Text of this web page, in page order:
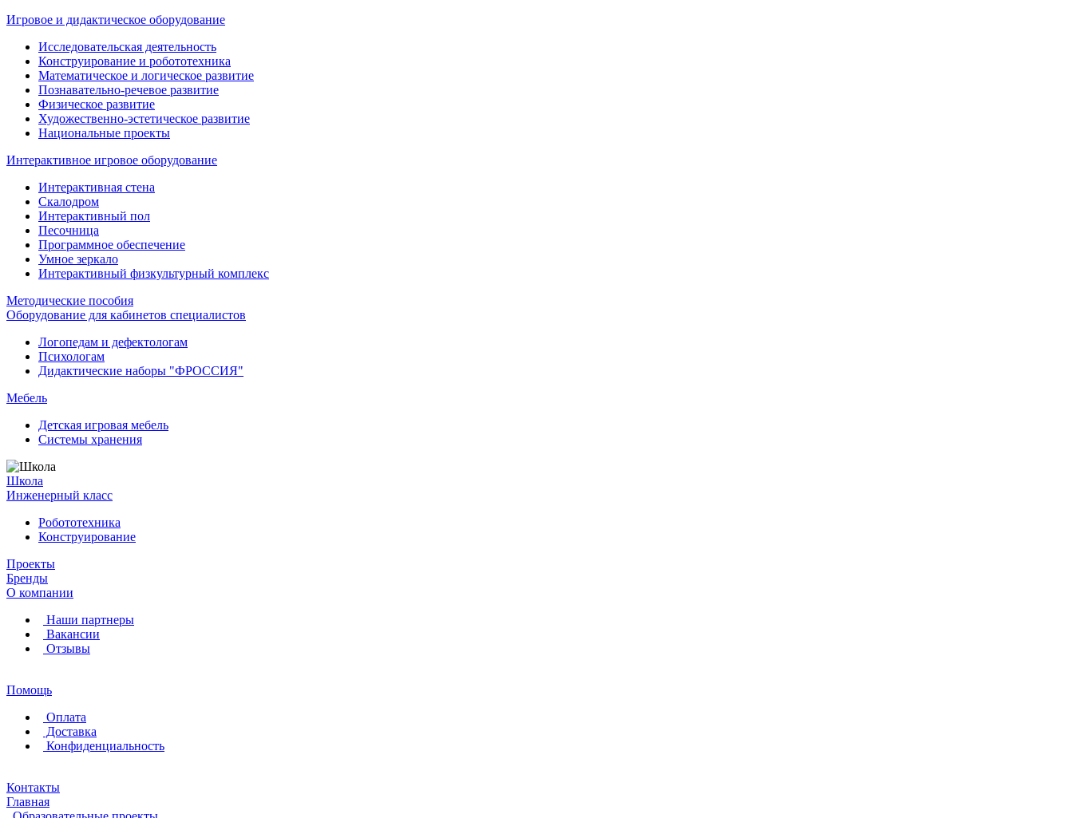
Игровое и дидактическое оборудование
Исследовательская деятельность
Конструирование и робототехника
Математическое и логическое развитие
Познавательно-речевое развитие
Физическое развитие
Художественно-эстетическое развитие
Национальные проекты
Интерактивное игровое оборудование
Интерактивная стена
Скалодром
Интерактивный пол
Песочница
Программное обеспечение
Умное зеркало
Интерактивный физкультурный комплекс
Методические пособия
Оборудование для кабинетов специалистов
Логопедам и дефектологам
Психологам
Дидактические наборы "ФРОССИЯ"
Мебель
Детская игровая мебель
Системы хранения
Школа
Инженерный класс
Робототехника
Конструирование
Проекты
Бренды
О компании
Наши партнеры
Вакансии
Отзывы
Помощь
Оплата
Доставка
Конфиденциальность
Контакты
Главная